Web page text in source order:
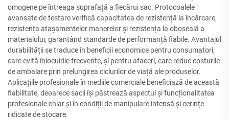
omogene pe întreaga suprafață a fiecărui sac. Protocoalele
avansate de testare verifică capacitatea de rezistență la încărcare,
rezistența atașamentelor manerelor și rezistența la oboseală a
materialului, garantând standarde de performanță fiabile. Avantajul
durabilității se traduce în beneficii economice pentru consumatori,
care evită înlocuirile frecvente, și pentru afaceri, care reduc costurile
de ambalare prin prelungirea ciclurilor de viață ale produselor.
Aplicațiile profesionale în mediile comerciale beneficiază de această
fiabilitate, deoarece sacii își păstrează aspectul și funcționalitatea
profesionale chiar și în condiții de manipulare intensă și cerințe
ridicate de stocare.